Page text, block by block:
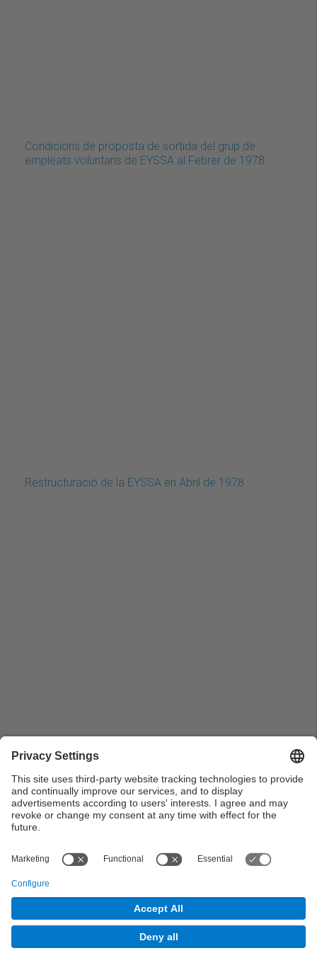
Condicions de proposta de sortida del grup de
empleats voluntaris de EYSSA al Febrer de 1978
Restructuració de la EYSSA en Abril de 1978
Organització de la EYSSA en Abril de 1978
© UPC Universitat Politècnica de Catalunya ·